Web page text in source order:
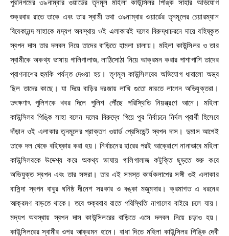
পুরনিগমের ৩৯নাম্বার ওয়ার্ডের তৃনমূল মহিলা কাউন্সিলর পিঙ্কি সাহার অভিযোগ
শুক্রবার রাতে তাকে এবং তার স্বামী তথা ৩৯নাম্বার ওয়ার্ডের তৃনমূলের চেয়ারম্যান
বিবেকানন্দ সাহাকে মদ্যপ অবস্থায় ওই এলাকারই দলের বিরুদ্ধাচরনে দায়ে বহিষ্কৃত
স্বপন দাস তার দলবল নিয়ে তাদের বাড়িতে হামলা চালায়। মহিলা কাউন্সিলর ও তার
স্বামীকে অকথ্য ভাষায় গালিগালাজ, লাঠিসোঠা নিয়ে আক্রমন করার পাশাপাশি তাদের
প্রাণনাশের হুমকি পর্যন্ত দেওয়া হয়। তৃণমূল কাউন্সিলরের অভিযোগ ধারালো অস্ত্র
ছিল তাদের কাছে। যা দিয়ে বাড়ির দরজায় লাথি গুতো মারতে লাগেন অভিযুক্তরা।
তৎক্ষণাৎ পুলিশকে খবর দিলে পুলিশ পৌঁছে পরিস্থিতি নিয়ন্ত্রণে আনে। মহিলা
কাউন্সিলর পিঙ্কি সাহা বলেন দলের বিরুদ্ধে গিয়ে পুর নির্বাচনে নির্দল প্রার্থী হিসেবে
দাঁড়ান ওই এলাকার তৃনমূলের প্রাক্তণ ওয়ার্ড প্রেসিডেন্ট স্বপন দাস। দুমাস আগেই
তাকে দল থেকে বহিষ্কার করা হয়। নির্বাচনের হারের পরই আক্রোশে নানাভাবে মহিলা
কাউন্সিলরকে উদ্দেশ্য করে অকথ্য ভাষায় গালিগালাজ কটুক্তি ছুড়তে শুরু করে
অভিযুক্ত স্বপন এবং তার সঙ্গরা। তার এই সমস্ত কার্যকলাপের সঙ্গী ওই এলাকার
বাসিন্দা স্বপন বাবুর ঘনিষ্ঠ দীনেশ সরকার ও বঙ্কা মজুমদার। ক্রমাগত এ ধরনের
আক্রমণ বাড়তে থাকে। তবে শুক্রবার রাতে পরিস্থিতি নাগালের বাইরে চলে যায়।
মদ্যপ অবস্থায় স্বপন দাস কাউন্সিলরের বাড়িতে এসে দলবল নিয়ে চড়াও হয়।
কাউন্সিলরের স্বামীর ওপর আক্রমন হানে। বাধা দিতে মহিলা কাউন্সিলর পিঙ্কি দেবী